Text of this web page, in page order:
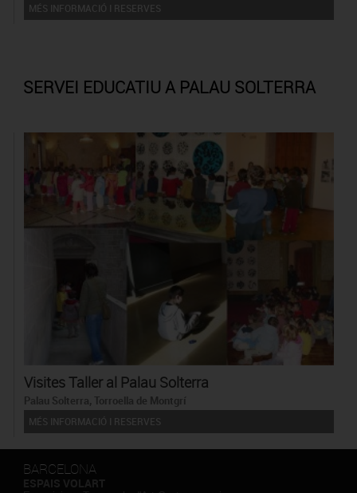
MÉS INFORMACIÓ I RESERVES
SERVEI EDUCATIU A PALAU SOLTERRA
Visites Taller al Palau Solterra
Palau Solterra, Torroella de Montgrí
MÉS INFORMACIÓ I RESERVES
BARCELONA